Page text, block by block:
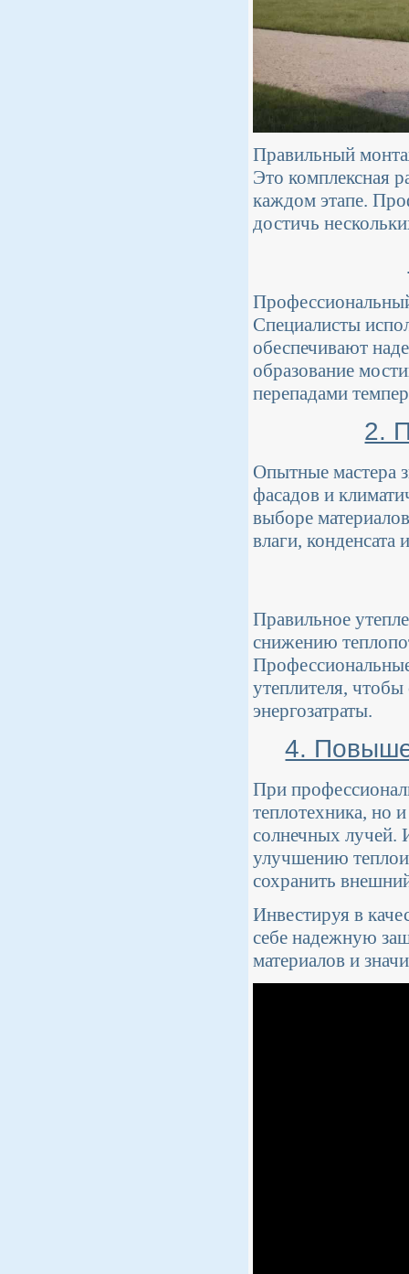
Правильный
Это комплексная
каждом этапе.
достичь
Специалисты
обеспечивают
образование
перепадами
2.
Опытные мастера
фасадов и
выборе
влаги,
Правильное
снижению
утеплителя,
энергозатраты.
4.
При
теплотехника, но
солнечных лучей.
улучшению
сохранить
Инвестируя в
себе надежную
материалов и